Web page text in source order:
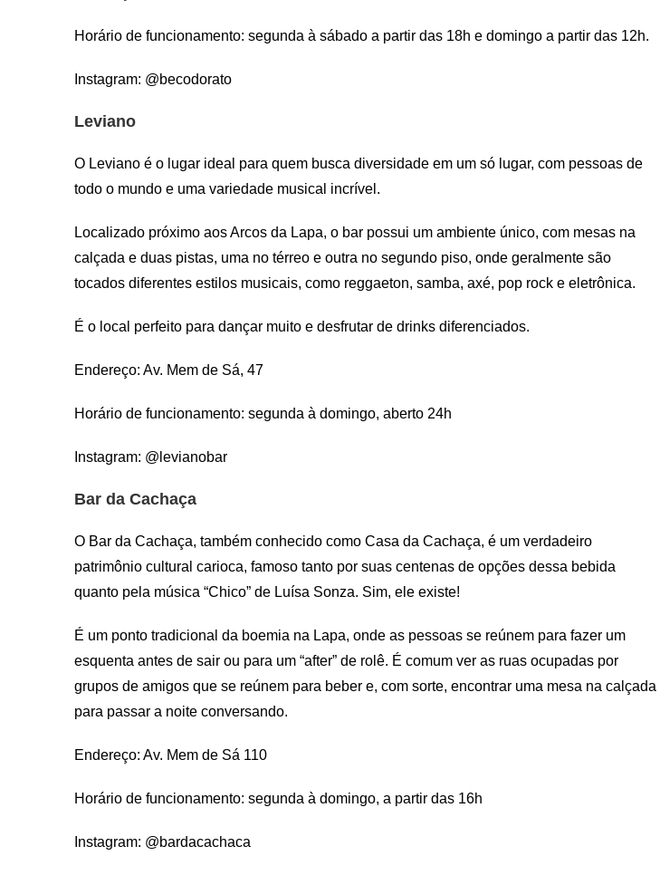
Horário de funcionamento: segunda à sábado a partir das 18h e domingo a partir das 12h.
Instagram: @becodorato
Leviano
O Leviano é o lugar ideal para quem busca diversidade em um só lugar, com pessoas de
todo o mundo e uma variedade musical incrível.
Localizado próximo aos Arcos da Lapa, o bar possui um ambiente único, com mesas na
calçada e duas pistas, uma no térreo e outra no segundo piso, onde geralmente são
tocados diferentes estilos musicais, como reggaeton, samba, axé, pop rock e eletrônica.
É o local perfeito para dançar muito e desfrutar de drinks diferenciados.
Endereço: Av. Mem de Sá, 47
Horário de funcionamento: segunda à domingo, aberto 24h
Instagram: @levianobar
Bar da Cachaça
O Bar da Cachaça, também conhecido como Casa da Cachaça, é um verdadeiro
patrimônio cultural carioca, famoso tanto por suas centenas de opções dessa bebida
quanto pela música “Chico” de Luísa Sonza. Sim, ele existe!
É um ponto tradicional da boemia na Lapa, onde as pessoas se reúnem para fazer um
esquenta antes de sair ou para um “after” de rolê. É comum ver as ruas ocupadas por
grupos de amigos que se reúnem para beber e, com sorte, encontrar uma mesa na calçada
para passar a noite conversando.
Endereço: Av. Mem de Sá 110
Horário de funcionamento: segunda à domingo, a partir das 16h
Instagram: @bardacachaca